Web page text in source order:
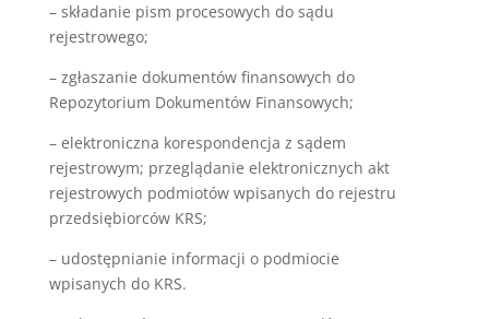
– składanie pism procesowych do sądu
rejestrowego;
– zgłaszanie dokumentów finansowych do
Repozytorium Dokumentów Finansowych;
– elektroniczna korespondencja z sądem
rejestrowym; przeglądanie elektronicznych akt
rejestrowych podmiotów wpisanych do rejestru
przedsiębiorców KRS;
– udostępnianie informacji o podmiocie
wpisanych do KRS.